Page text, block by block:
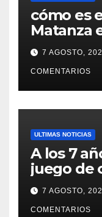
cómo es
Matanza
sacó la
de
Buenos
7 AGOSTO,
COMENTARIOS
ULTIMAS NOTICIAS
A los 7
juego de
millones
idea
7 AGOSTO,
COMENTARIOS